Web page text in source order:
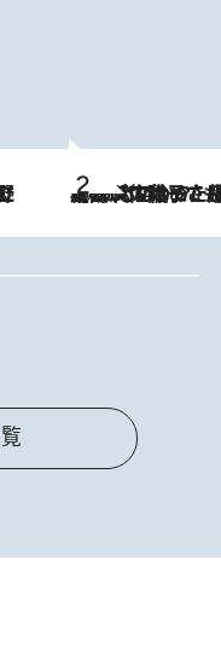
2026.8.5
【阿川佐和子さんの年とる力】なぜ70代で始めた趣味は“こんなに楽しい”のか？ ピアノ、俳句…スランプに陥っても続けられる“ある秘訣”とは